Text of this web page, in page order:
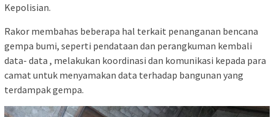
Kepolisian.
Rakor membahas beberapa hal terkait penanganan bencana
gempa bumi, seperti pendataan dan perangkuman kembali
data- data , melakukan koordinasi dan komunikasi kepada para
camat untuk menyamakan data terhadap bangunan yang
terdampak gempa.